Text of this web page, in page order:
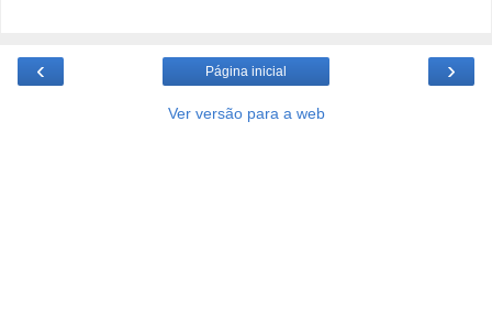
‹ ›
Página inicial
Ver versão para a web